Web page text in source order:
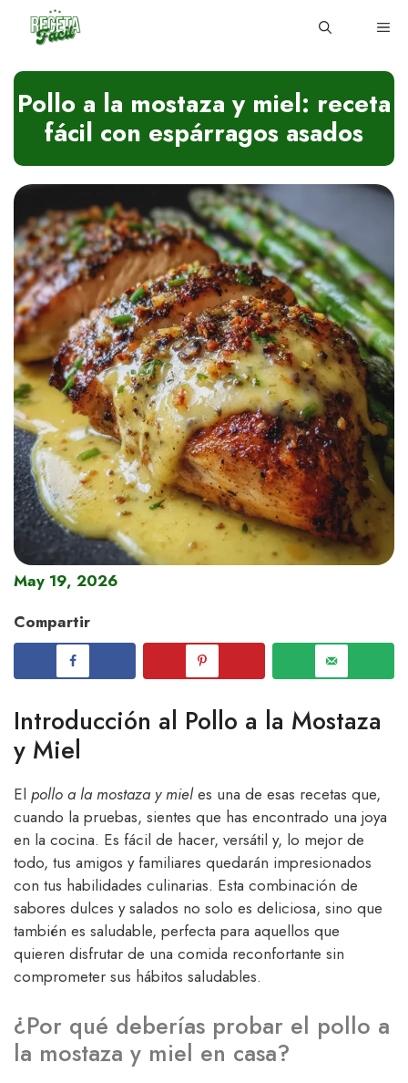
Pollo a la mostaza y miel: receta
fácil con espárragos asados
May 19, 2026
Compartir
Introducción al Pollo a la Mostaza
y Miel
El pollo a la mostaza y mieles una de esas recetas que,
cuando la pruebas, sientes que has encontrado una joya
en la cocina. Es fácil de hacer, versátil y, lo mejor de
todo, tus amigos y familiares quedarán impresionados
con tus habilidades culinarias. Esta combinación de
sabores dulces y salados no solo es deliciosa, sino que
también es saludable, perfecta para aquellos que
quieren disfrutar de una comida reconfortante sin
comprometer sus hábitos saludables.
¿Por qué deberías probar el pollo a
la mostaza y miel en casa?